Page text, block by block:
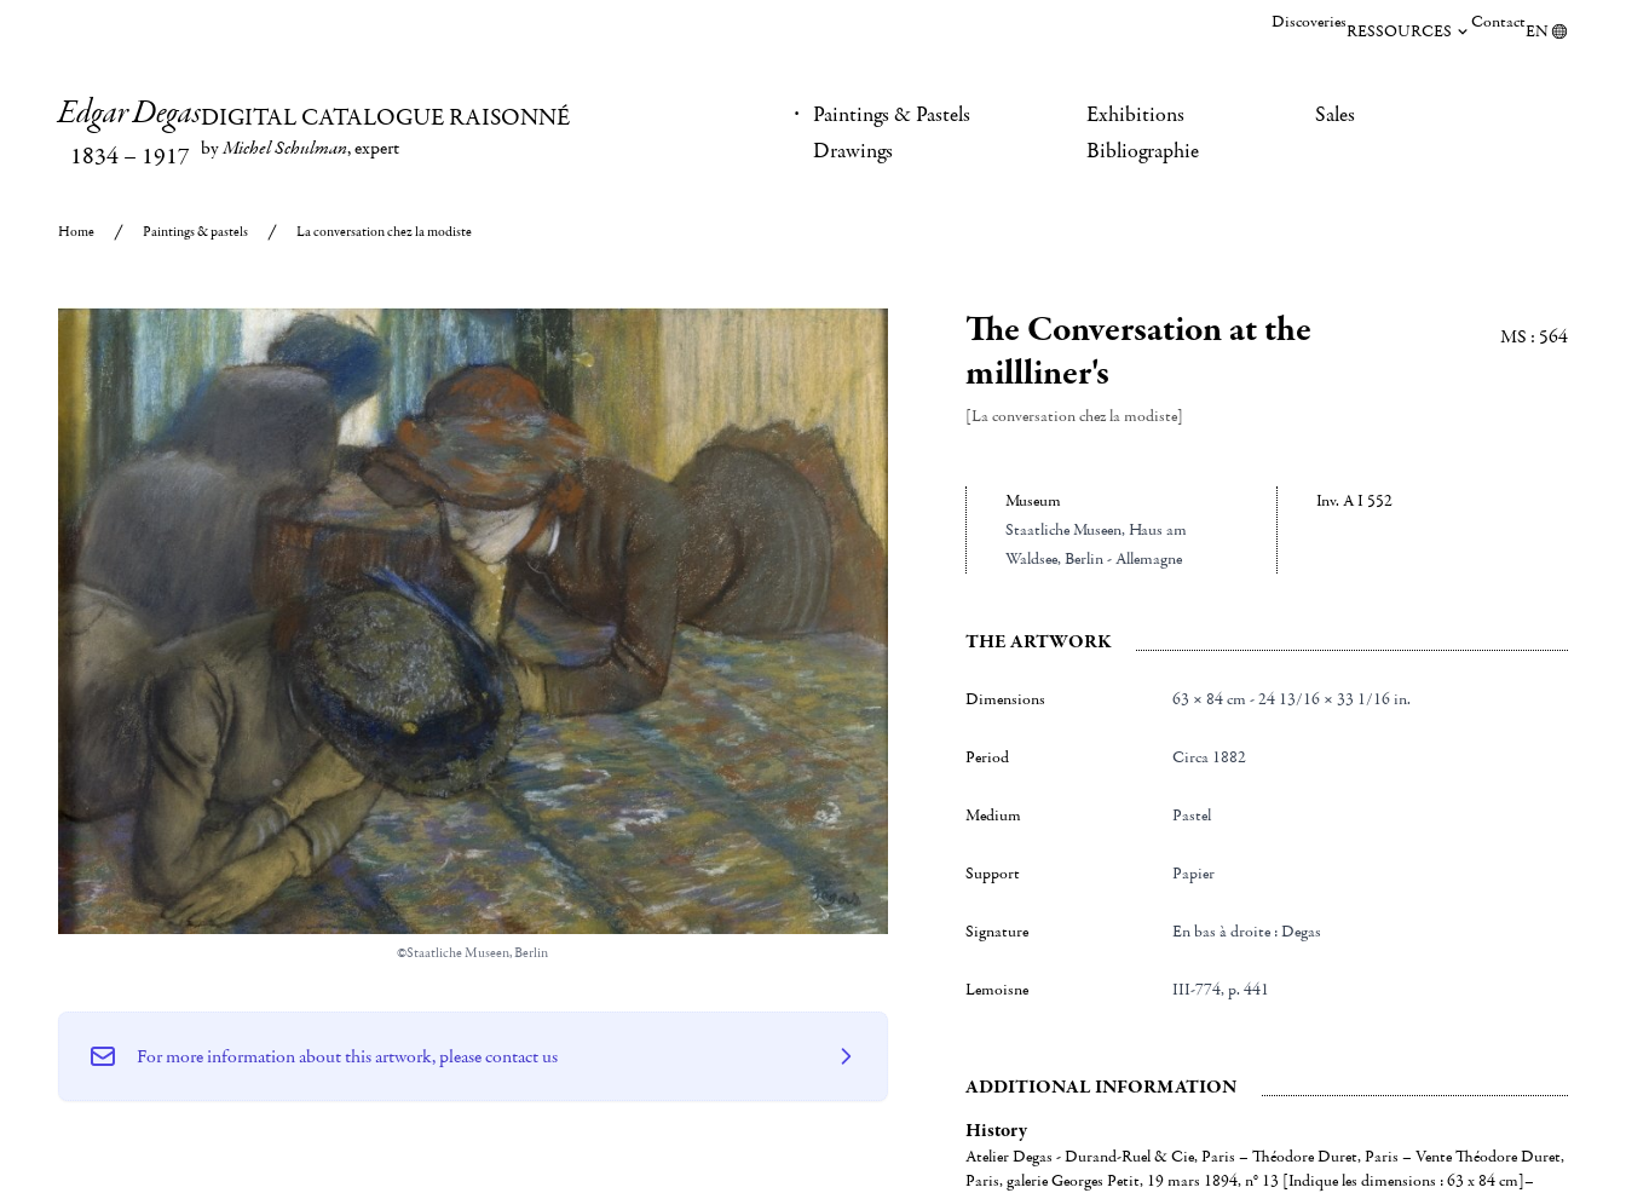
DiscoveriesRESSOURCES ContactEN
Edgar Degas
1834– 1917
DIGITAL CATALOGUE RAISONNÉ
byMichel Schulman, expert
Paintings & Pastels
Drawings
Exhibitions
Bibliographie
Sales
Home Paintings & pastels La conversation chez la modiste
©Staatliche Museen, Berlin
The Conversation at the
millliner's
[La conversation chez la modiste]
MS : 564
Museum
Staatliche Museen, Haus am
Waldsee, Berlin - Allemagne
Inv. A I 552
THE ARTWORK
Dimensions 63 × 84 cm - 24 13/16 × 33 1/16 in.
Period Circa 1882
Medium Pastel
Support Papier
Signature en bas à droite : Degas
Lemoisne III-774, p. 441
ADDITIONAL INFORMATION
History
Atelier Degas - Durand-Ruel & Cie, Paris – Théodore Duret, Paris – Vente Théodore Duret,
Paris, galerie Georges Petit, 19 mars 1894, n° 13 [Indique les dimensions : 63 x 84 cm]–
For more information about this artwork, please contact us